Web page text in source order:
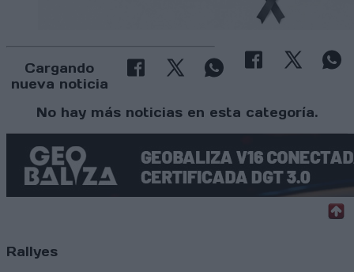
Cargando
nueva noticia
No hay más noticias en esta categoría.
Rallyes